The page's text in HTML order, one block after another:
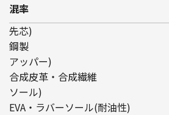
混率
先芯)
鋼製
アッパー)
合成皮革・合成繊維
ソール)
EVA・ラバーソール(耐油性)